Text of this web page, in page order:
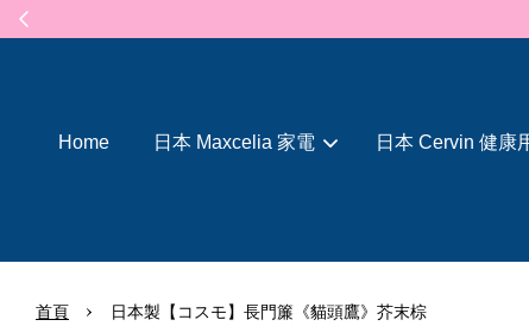
Home 日本 Maxcelia 家電 日本 Cervin 健康
首頁 › 日本製【コスモ】長門簾《貓頭鷹》芥末棕